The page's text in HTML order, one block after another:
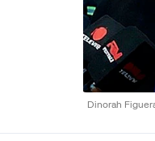
Dinorah